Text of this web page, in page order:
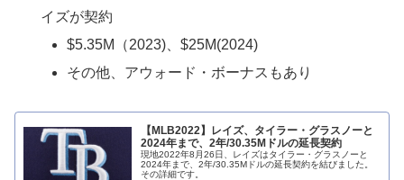
イズが契約
$5.35M（2023)、$25M(2024)
その他、アウォード・ボーナスもあり
【MLB2022】レイズ、タイラー・グラスノーと
2024年まで、2年/30.35Mドルの延長契約
現地2022年8月26日、レイズはタイラー・グラスノーと
2024年まで、2年/30.35Mドルの延長契約を結びました。
その詳細です。